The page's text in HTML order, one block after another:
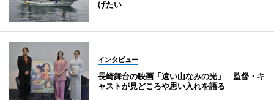
げたい
インタビュー
長崎舞台の映画「遠い山なみの光」 監督・キ
ャストが見どころや思い入れを語る